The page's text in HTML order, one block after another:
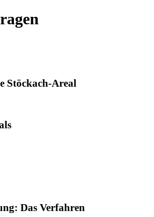
Stöckach-Areal
Das Verfahren